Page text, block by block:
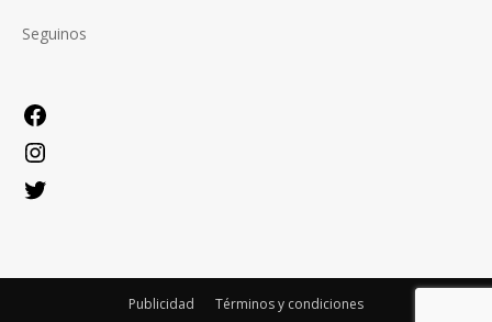
Seguinos
Publicidad Términos y condiciones